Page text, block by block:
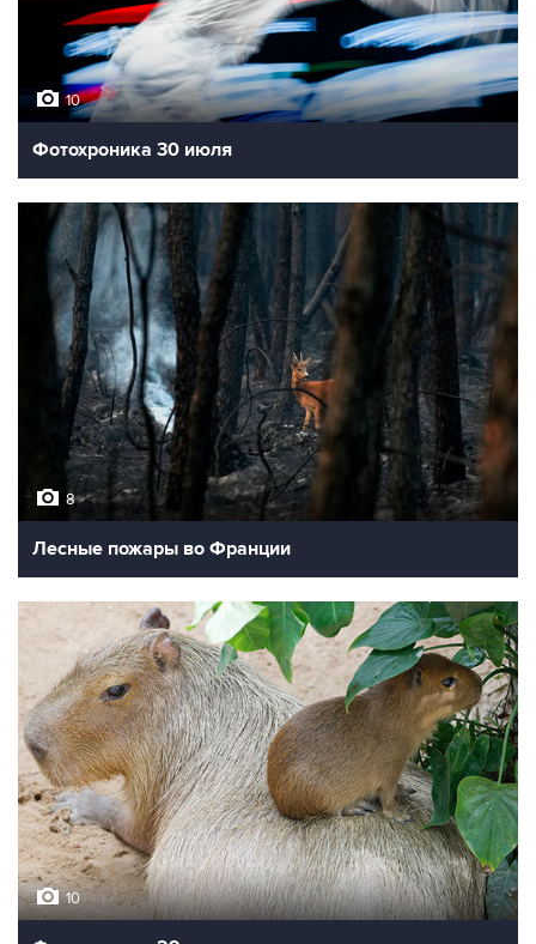
10
Фотохроника 30 июля
8
Лесные пожары во Франции
10